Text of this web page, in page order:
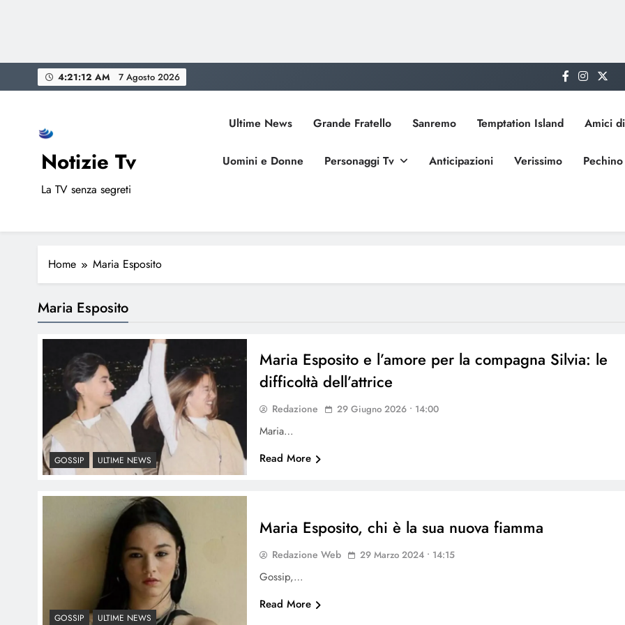
to
4:21:12 AM 7 Agosto 2026
Notizie Tv
La TV senza segreti
Ultime News Grande Fratello Sanremo Temptation Island Amici
Uomini e Donne Personaggi Tv Anticipazioni Verissimo
Home Maria Esposito
Maria Esposito
GOSSIP ULTIME NEWS
Maria Esposito e l’amore per la compagna Silvia: le
difficoltà dell’attrice
Redazione 29 Giugno 2026 • 14:00
Maria…
Read More
GOSSIP ULTIME NEWS
Maria Esposito, chi è la sua nuova fiamma
Redazione Web 29 Marzo 2024 • 14:15
Gossip,…
Read More